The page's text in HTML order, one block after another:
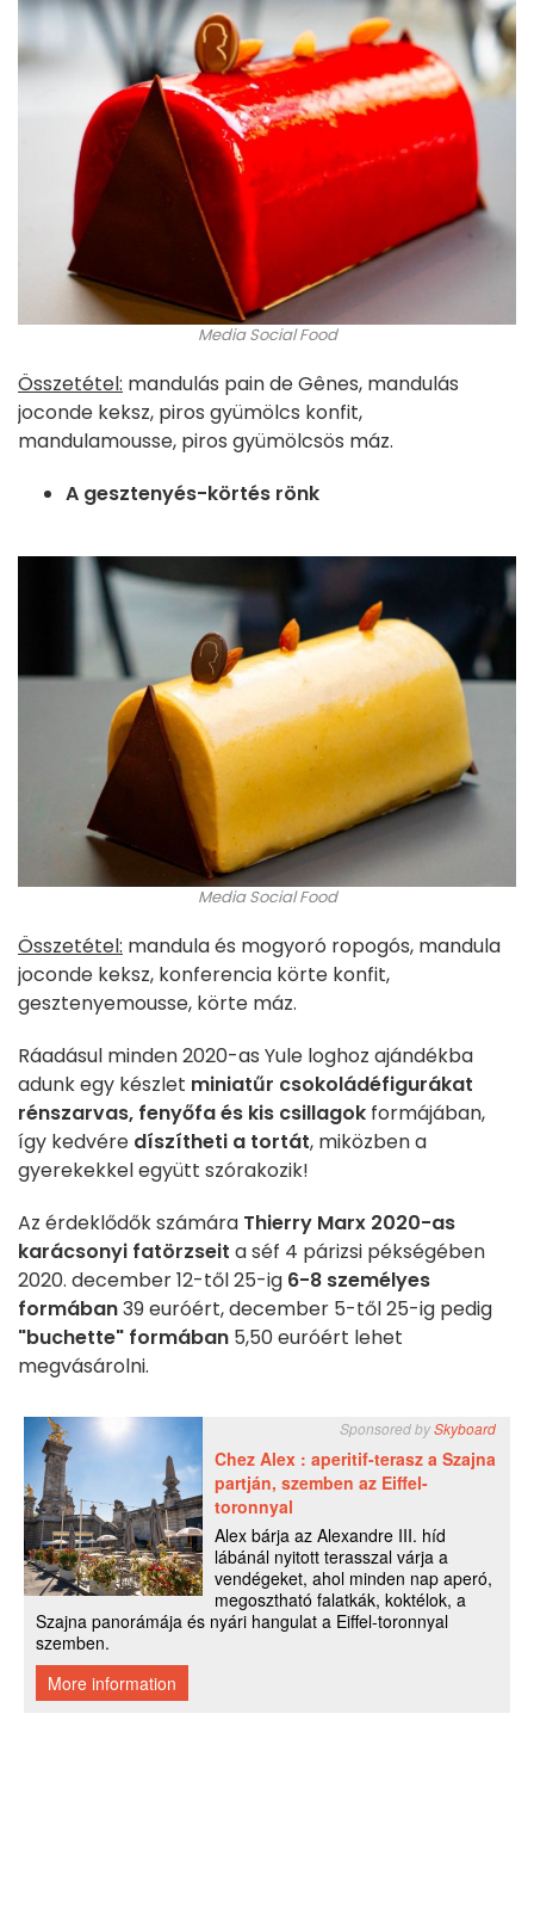
Media Social Food
Összetétel: mandulás pain de Gênes, mandulás
joconde keksz, piros gyümölcs konfit,
mandulamousse, piros gyümölcsös máz.
A gesztenyés-körtés rönk
Media Social Food
Összetétel: mandula és mogyoró ropogós, mandula
joconde keksz, konferencia körte konfit,
gesztenyemousse, körte máz.
Ráadásul minden 2020-as Yule loghoz ajándékba
adunk egy készlet miniatűr csokoládéfigurákat
rénszarvas, fenyőfa és kis csillagok formájában,
így kedvére díszítheti a tortát, miközben a
gyerekekkel együtt szórakozik!
Az érdeklődők számára Thierry Marx 2020-as
karácsonyi fatörzseit a séf 4 párizsi pékségében
2020. december 12-től 25-ig 6-8 személyes
formában39 euróért, december 5-től 25-ig pedig
"buchette" formában 5,50 euróért lehet
megvásárolni.